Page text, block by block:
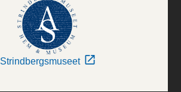
Strindbergsmuseet